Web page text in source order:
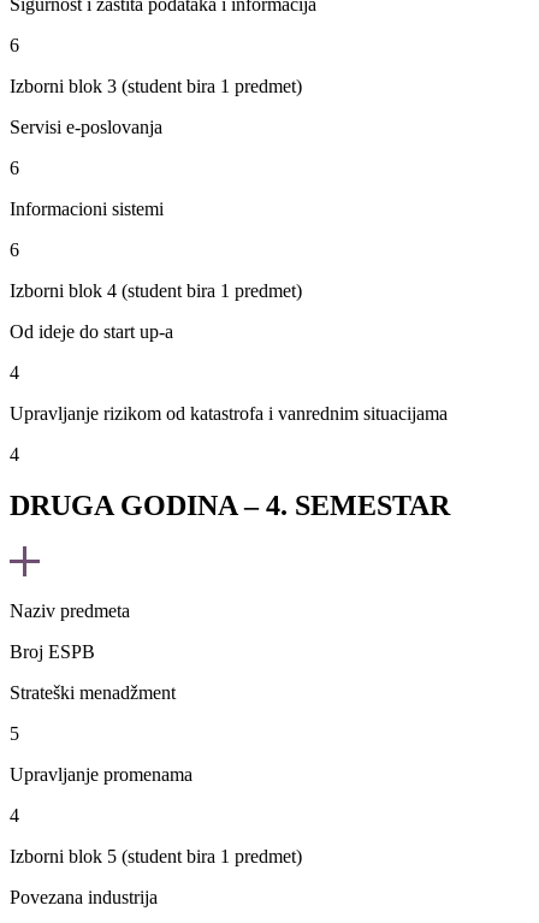
Sigurnost i zaštita podataka i informacija
6
Izborni blok 3 (student bira 1 predmet)
Servisi e-poslovanja
6
Informacioni sistemi
6
Izborni blok 4 (student bira 1 predmet)
Od ideje do start up-a
4
Upravljanje rizikom od katastrofa i vanrednim situacijama
4
DRUGA GODINA – 4. SEMESTAR
Naziv predmeta
Broj ESPB
Strateški menadžment
5
Upravljanje promenama
4
Izborni blok 5 (student bira 1 predmet)
Povezana industrija